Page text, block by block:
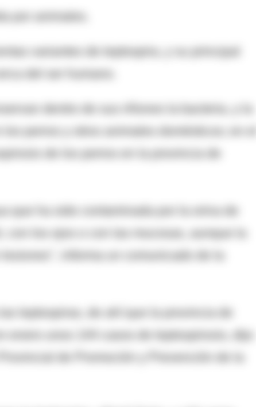
dentro de sus riñones la bacteria, y la
perros y otros animales domésticos; en el
que ha sido contaminada por la orina de
los ojos o con las mucosas, aunque la
informa un comunicado de la
leptospiras, de ahí que la provincia de
enero unos 144 casos de leptospirosis, dijo
de Promoción y Prevención de la